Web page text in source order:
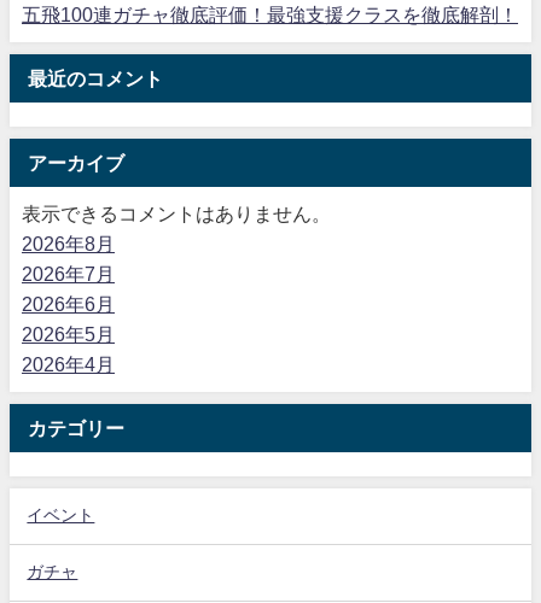
五飛100連ガチャ徹底評価！最強支援クラスを徹底解剖！
最近のコメント
アーカイブ
表示できるコメントはありません。
2026年8月
2026年7月
2026年6月
2026年5月
2026年4月
カテゴリー
イベント
ガチャ